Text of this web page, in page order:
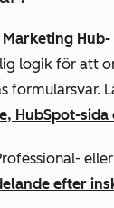
Marketing Hub-
logik för att
formulärsvar.
HubSpot-sida
eller
efter